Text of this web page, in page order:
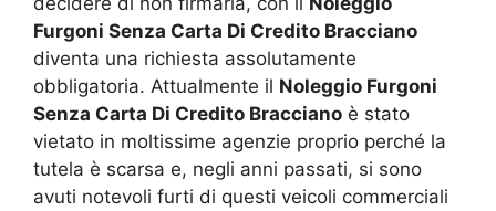
Furgoni Senza Carta Di Credito Bracciano
diventa una richiesta assolutamente
obbligatoria. Attualmente il Noleggio Furgoni
Senza Carta Di Credito Bracciano è stato
vietato in moltissime agenzie proprio perché la
tutela è scarsa e, negli anni passati, si sono
avuti notevoli furti di questi veicoli commerciali